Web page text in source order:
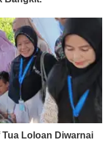
Loloan Diwarnai